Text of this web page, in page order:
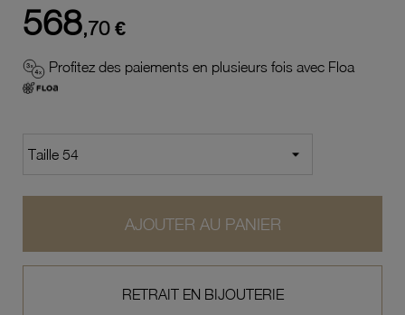
568,70 €
Profitez des paiements en plusieurs fois avec Floa
AJOUTER AU PANIER
RETRAIT EN BIJOUTERIE